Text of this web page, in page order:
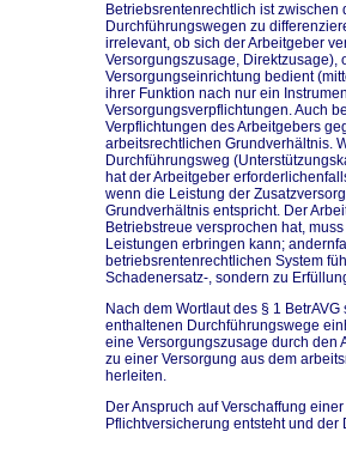
Betriebsrentenrechtlich ist
Durchführungswegen zu
irrelevant, ob sich der Arbeitgeber
Versorgungszusage,
Versorgungseinrichtung bedient
ihrer Funktion nach nur ein
Versorgungsverpflichtungen. Auch
Verpflichtungen des Arbeitgebers
arbeitsrechtlichen Grundverhältnis.
Durchführungsweg
hat der Arbeitgeber
wenn die Leistung der
Grundverhältnis entspricht. Der
Betriebstreue versprochen hat,
Leistungen erbringen kann;
betriebsrentenrechtlichen System
Schadenersatz-, sondern zu
Nach dem Wortlaut des § 1
enthaltenen Durchführungswege
eine Versorgungszusage durch den
zu einer Versorgung aus dem
herleiten.
Der Anspruch auf Verschaffung
Pflichtversicherung entsteht und